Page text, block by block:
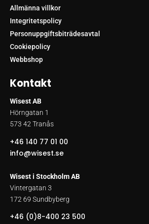
Allmänna villkor
Integritetspolicy
Personuppgiftsbiträdesavtal
Cookiepolicy
Webbshop
Kontakt
Wisest AB
Hörngatan 1
573 42 Tranås
+46 140 77 01 00
info@wisest.se
Wisest i Stockholm AB
Vintergatan 3
172 69 Sundbyberg
+46 (0)8-400 23 500